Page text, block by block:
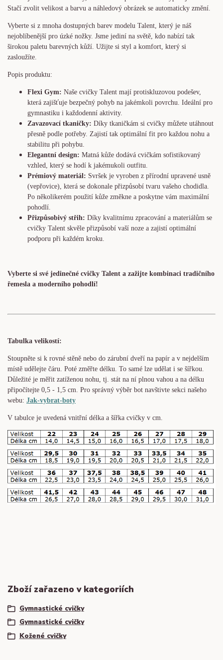
Stačí zvolit velikost a barvu a náhledový obrázek se automaticky změní.
Vyberte si z mnoha dostupných barev modelu Talent, který je náš
nejoblíbenější pro úzké nožky. Jsme jediní na světě, kdo nabízí tak
širokou paletu barevných kůží. Užijte si styl a komfort, který si
zasloužíte.
Popis produktu:
Flexi Gym: Naše cvičky Talent mají protiskluzovou podešev,
která zajišťuje bezpečný pohyb na jakémkoli povrchu. Ideální pro
gymnastiku i každodenní aktivity.
Zavazovací tkaničky: Díky tkaničkám si cvičky můžete utáhnout
přesně podle potřeby. Zajistí tak optimální fit pro každou nohu a
stabilitu při pohybu.
Elegantní design: Matná kůže dodává cvičkám sofistikovaný
vzhled, který se hodí k jakémukoli outfitu.
Prémiový materiál: Svršek je vyroben z přírodní upravené usně
(vepřovice), která se dokonale přizpůsobí tvaru vašeho chodidla.
Po několikerém použití kůže změkne a poskytne vám maximální
pohodlí.
Přizpůsobivý střih: Díky kvalitnímu zpracování a materiálům se
cvičky Talent skvěle přizpůsobí vaší noze a zajistí optimální
podporu při každém kroku.
Vyberte si své jedinečné cvičky Talent a zažijte kombinaci tradičního
řemesla a moderního pohodlí!
Tabulka velikostí:
Stoupněte si k rovné stěně nebo do zárubní dveří na papír a v nejdelším
místě udělejte čáru. Poté změřte délku. To samé lze udělat i se šířkou.
Důležité je měřit zatíženou nohu, tj. stát na ní plnou vahou a na délku
připočítejte 0,5 - 1,5 cm. Pro správný výběr bot navštivte sekci našeho
webu: Jak-vybrat-boty
V tabulce je uvedená vnitřní délka a šířka cvičky v cm.
Zboží zařazeno v kategoriích
Gymnastické cvičky
Gymnastické cvičky
Kožené cvičky